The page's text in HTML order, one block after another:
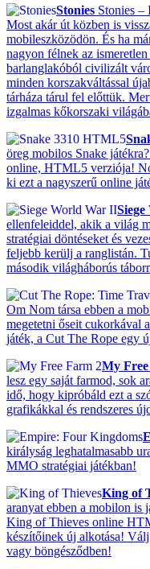
Stonies Stonies –
Most akár út közben is
mobileszközödön. És ha
nagyon félnek az
barlanglakóból civilizált
minden korszakváltással
tárháza tárul fel előttük.
izgalmas kőkorszaki
öreg mobilos Snake
online, HTML5 verziója!
ki ezt a nagyszerű online
ellenfeleiddel, akik a világ
stratégiai döntéseket és
feljebb kerülj a ranglistán.
második világháborús
Om Nom társa ebben a
megetetni őseit
játék, a Cut The Rope egy
My
lesz egy saját farmod, sok
idő, hogy kipróbáld ezt a
grafikákkal és rendszeres
királyság leghatalmasabb
MMO stratégiai játékban!
King of
aranyat ebben a mobilon is
King of Thieves online
készítőinek új alkotása!
vagy böngésződben!